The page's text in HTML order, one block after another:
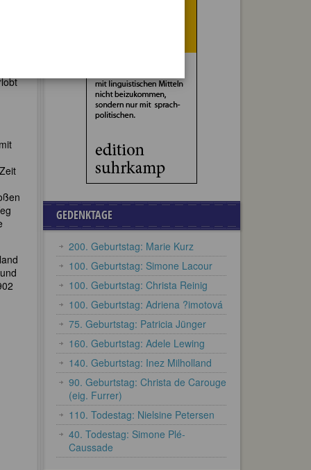
GEDENKTAGE
200. Geburtstag: Marie Kurz
100. Geburtstag: Simone Lacour
100. Geburtstag: Christa Reinig
100. Geburtstag: Adriena ?imotová
75. Geburtstag: Patricia Jünger
160. Geburtstag: Adele Lewing
140. Geburtstag: Inez Milholland
90. Geburtstag: Christa de Carouge
(eig. Furrer)
110. Todestag: Nielsine Petersen
40. Todestag: Simone Plé-
Caussade